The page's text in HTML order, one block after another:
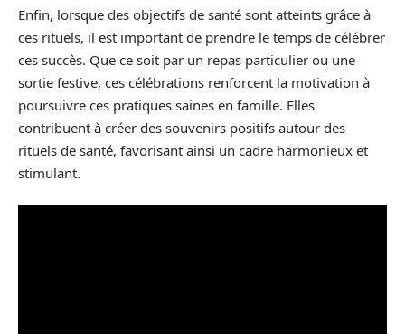
Enfin, lorsque des objectifs de santé sont atteints grâce à
ces rituels, il est important de prendre le temps de célébrer
ces succès. Que ce soit par un repas particulier ou une
sortie festive, ces célébrations renforcent la motivation à
poursuivre ces pratiques saines en famille. Elles
contribuent à créer des souvenirs positifs autour des
rituels de santé, favorisant ainsi un cadre harmonieux et
stimulant.